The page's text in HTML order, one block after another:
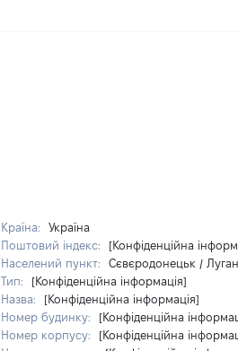
Країна:
Україна
Поштовий індекс:
[Конфіденційна
Населений пункт:
Сєвєродонецьк /
Тип:
[Конфіденційна інформація]
Назва:
[Конфіденційна інформація]
Номер будинку:
[Конфіденційна
Номер корпусу:
[Конфіденційна